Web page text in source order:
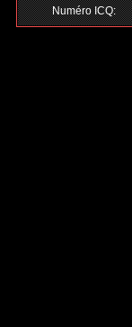
Numéro ICQ: